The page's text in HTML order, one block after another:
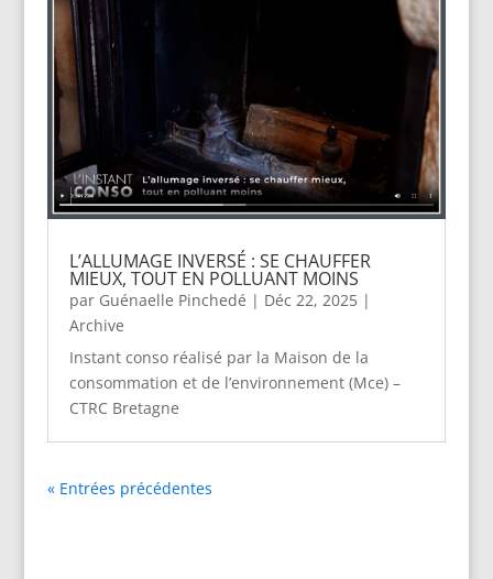
L’ALLUMAGE INVERSÉ : SE CHAUFFER
MIEUX, TOUT EN POLLUANT MOINS
par Guénaelle Pinchedé | Déc 22, 2025|
Archive
Instant conso réalisé par la Maison de la
consommation et de l’environnement (Mce) –
CTRC Bretagne
« Entrées précédentes